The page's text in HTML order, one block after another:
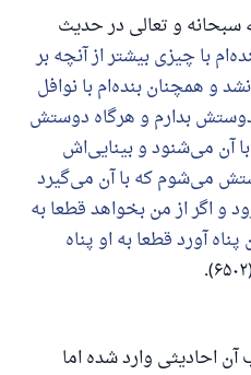
سبحانه و تعالی در حدیث
با چیزی بیشتر از آنچه بر
و همچنان بنده‌ام با نوافل
بدارم و هرگاه دوستش
آن می‌شنود و بینایی‌اش
می‌شوم که با آن می‌گیرد
و اگر از من بخواهد قطعا به
آورد قطعا به او پناه
احادیثی وارد شده اما